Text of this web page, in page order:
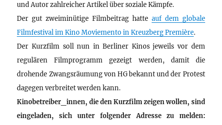
und Autor zahlreicher Artikel über soziale Kämpfe.
Der gut zweiminütige Filmbeitrag hatte auf dem globale
Filmfestival im Kino Moviemento in Kreuzberg Première.
Der Kurzfilm soll nun in Berliner Kinos jeweils vor dem
regulären Filmprogramm gezeigt werden, damit die
drohende Zwangsräumung von HG bekannt und der Protest
dagegen verbreitet werden kann.
Kinobetreiber_innen, die den Kurzfilm zeigen wollen, sind
eingeladen, sich unter folgender Adresse zu melden: